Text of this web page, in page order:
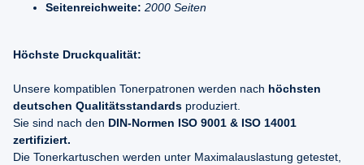
Seitenreichweite: 2000 Seiten
Höchste Druckqualität:
Unsere kompatiblen Tonerpatronen werden nach höchsten
deutschen Qualitätsstandards produziert.
Sie sind nach den DIN-Normen ISO 9001 & ISO 14001
zertifiziert.
Die Tonerkartuschen werden unter Maximalauslastung getestet,